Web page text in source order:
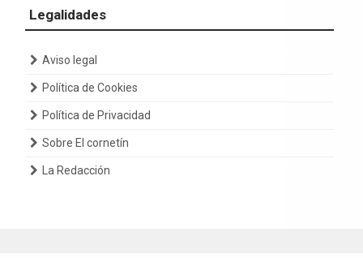
Legalidades
Aviso legal
Política de Cookies
Política de Privacidad
Sobre El cornetín
La Redacción